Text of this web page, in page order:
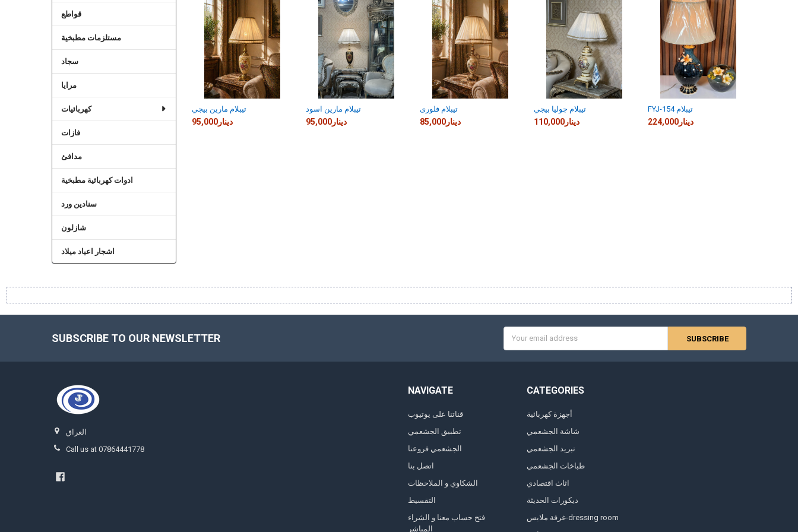
قواطع
مستلزمات مطبخية
سجاد
مرايا
كهربائيات
فازات
مدافئ
ادوات كهربائية مطبخية
سنادين ورد
شازلون
اشجار اعياد ميلاد
Related
Products
تيبلام مارين بيجي
95,000دينار
تيبلام مارين اسود
95,000دينار
تيبلام فلورى
85,000دينار
تيبلام جوليا بيجي
110,000دينار
FYJ-154 تيبلام
224,000دينار
SUBSCRIBE TO OUR NEWSLETTER
Address
العراق
Call us at 07864441778
NAVIGATE
قناتنا على يوتيوب
تطبيق الجشعمي
الجشعمي فروعنا
اتصل بنا
الشكاوي و الملاحظات
التقسيط
فتح حساب معنا و الشراء
المباشر
CATEGORIES
أجهزة كهربائية
شاشة الجشعمي
تبريد الجشعمي
طباخات الجشعمي
اثاث اقتصادي
ديكورات الحديثة
غرفة ملابس-dressing room